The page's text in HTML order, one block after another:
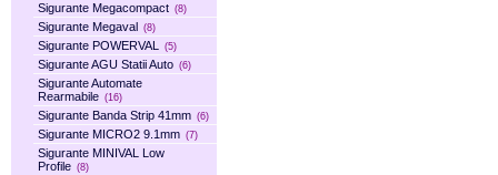
Sigurante Megacompact (8)
Sigurante Megaval (8)
Sigurante POWERVAL (5)
Sigurante AGU Statii Auto (6)
Sigurante Automate
Rearmabile (16)
Sigurante Banda Strip 41mm (6)
Sigurante MICRO2 9.1mm (7)
Sigurante MINIVAL Low
Profile (8)